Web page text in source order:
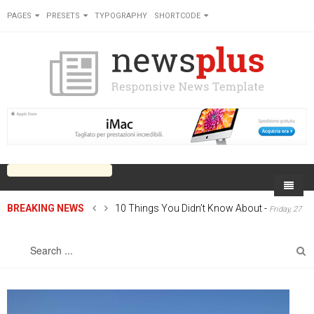
PAGES PRESETS TYPOGRAPHY SHORTCODE
On Newsplus
Sports
BREAKING NEWS 10 Things You Didn’t Know About- Friday, 27